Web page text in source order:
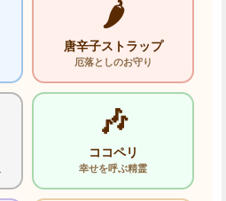
🌶️
唐辛子ストラップ
厄落としのお守り
🎶
ココペリ
幸せを呼ぶ精霊